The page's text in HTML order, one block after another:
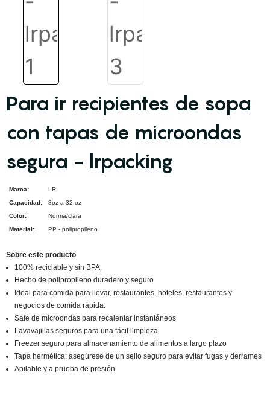
Para ir recipientes de sopa
con tapas de microondas
segura - lrpacking
Marca:
LR
Capacidad:
8oz a 32 oz
Color:
Norma/clara
Material:
PP - polipropileno
Sobre este producto
100% reciclable y sin BPA.
Hecho de polipropileno duradero y seguro
Ideal para comida para llevar, restaurantes, hoteles, restaurantes y
negocios de comida rápida.
Safe de microondas para recalentar instantáneos
Lavavajillas seguros para una fácil limpieza
Freezer seguro para almacenamiento de alimentos a largo plazo
Tapa hermética: asegúrese de un sello seguro para evitar fugas y derrames
Apilable y a prueba de presión